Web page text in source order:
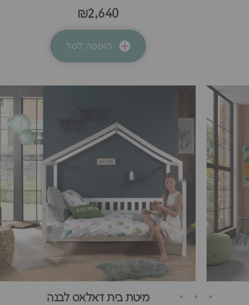
₪2,640
הוספה לסל
מיטת בית דאלאס לבנה